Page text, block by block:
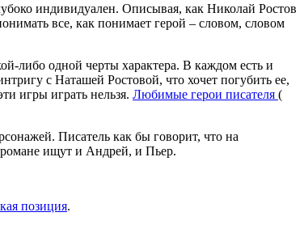
индивидуален. Описывая, как Николай Ростов
все, как понимает герой – словом, словом
либо одной черты характера. В каждом есть и
с Наташей Ростовой, что хочет погубить ее,
игры играть нельзя. Любимые герои писателя (
Писатель как бы говорит, что на
романе ищут и Андрей, и Пьер.
позиция.